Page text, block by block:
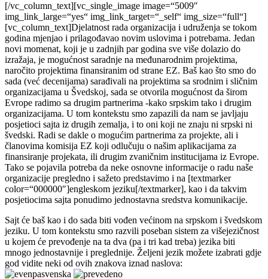
[/vc_column_text][vc_single_image image=“5009″
img_link_large=“yes“ img_link_target=“_self“ img_size=“full“]
[vc_column_text]Djelatnost rada organizacija i udruženja se tokom
godina mjenjao i prilagođavao novim uslovima i potrebama. Jedan
novi momenat, koji je u zadnjih par godina sve više dolazio do
izražaja, je mogućnost saradnje na međunarodnim projektima,
naročito projektima finansiranim od strane EZ. Baš kao što smo do
sada (već decenijama) sarađivali na projektima sa srodnim i sličnim
organizacijama u Švedskoj, sada se otvorila mogućnost da širom
Evrope radimo sa drugim partnerima -kako srpskim tako i drugim
organizacijama. U tom kontekstu smo zapazili da nam se javljaju
posjetioci sajta iz drugih zemalja, i to oni koji ne znaju ni srpski ni
švedski. Radi se dakle o mogućim partnerima za projekte, ali i
članovima komisija EZ koji odlučuju o našim aplikacijama za
finansiranje projekata, ili drugim zvaničnim institucijama iz Evrope.
Tako se pojavila potreba da neke osnovne informacije o radu naše
organizacije pregledno i sažeto predstavimo i na [textmarker
color=“000000″]engleskom jeziku[/textmarker], kao i da takvim
posjetiocima sajta ponudimo jednostavna sredstva komunikacije.
Sajt će baš kao i do sada biti vođen većinom na srpskom i švedskom
jeziku. U tom kontekstu smo razvili poseban sistem za višejezičnost
u kojem će prevođenje na ta dva (pa i tri kad treba) jezika biti
mnogo jednostavnije i preglednije. Željeni jezik možete izabrati gdje
god vidite neki od ovih znakova iznad naslova: